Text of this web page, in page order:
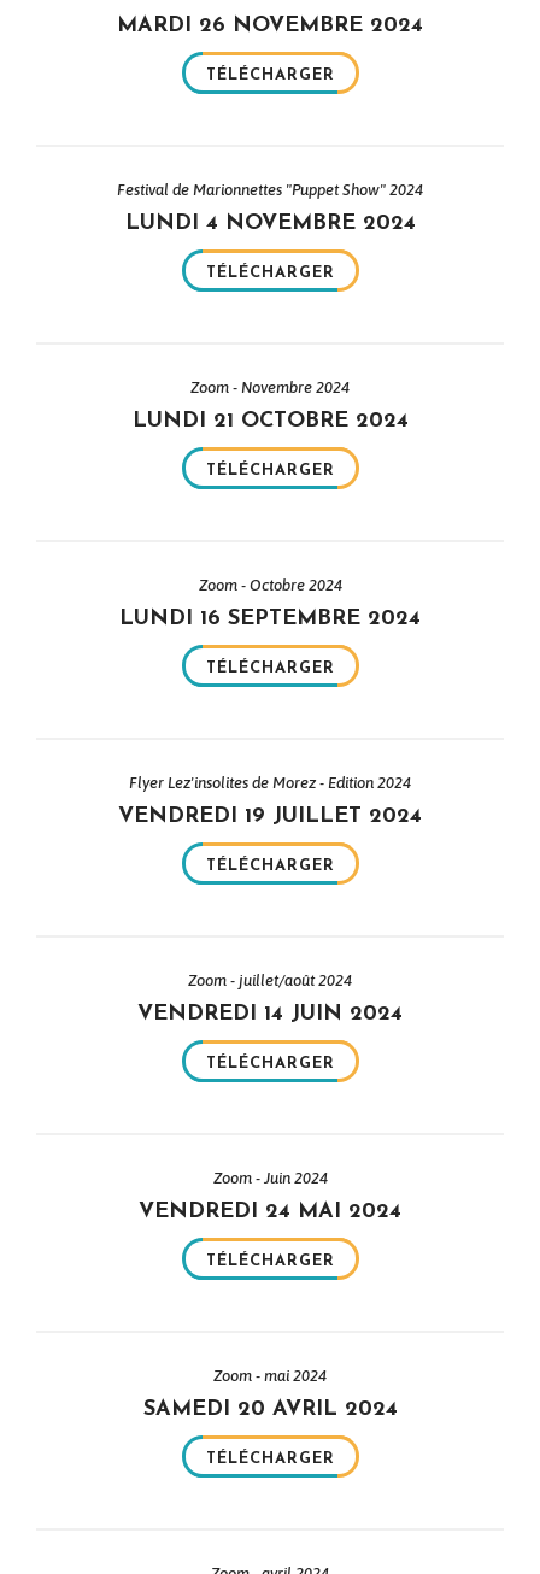
MARDI 26 NOVEMBRE 2024
TÉLÉCHARGER
Festival de Marionnettes "Puppet Show" 2024
LUNDI 4 NOVEMBRE 2024
TÉLÉCHARGER
Zoom - Novembre 2024
LUNDI 21 OCTOBRE 2024
TÉLÉCHARGER
Zoom - Octobre 2024
LUNDI 16 SEPTEMBRE 2024
TÉLÉCHARGER
Flyer Lez'insolites de Morez - Edition 2024
VENDREDI 19 JUILLET 2024
TÉLÉCHARGER
Zoom - juillet/août 2024
VENDREDI 14 JUIN 2024
TÉLÉCHARGER
Zoom - Juin 2024
VENDREDI 24 MAI 2024
TÉLÉCHARGER
Zoom - mai 2024
SAMEDI 20 AVRIL 2024
TÉLÉCHARGER